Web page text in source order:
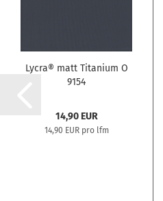
Lycra® matt Titanium O
9154
14,90 EUR
14,90 EUR pro lfm